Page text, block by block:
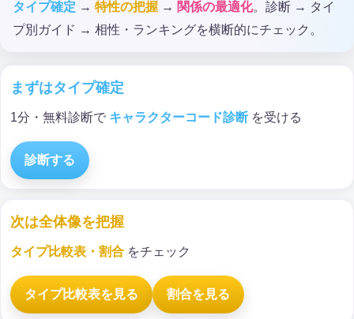
タイプ確定 → 特性の把握 → 関係の最適化。診断 → タイ
プ別ガイド → 相性・ランキングを横断的にチェック。
まずはタイプ確定
1分・無料診断で キャラクターコード診断 を受ける
診断する
次は全体像を把握
タイプ比較表・割合 をチェック
タイプ比較表を見る 割合を見る